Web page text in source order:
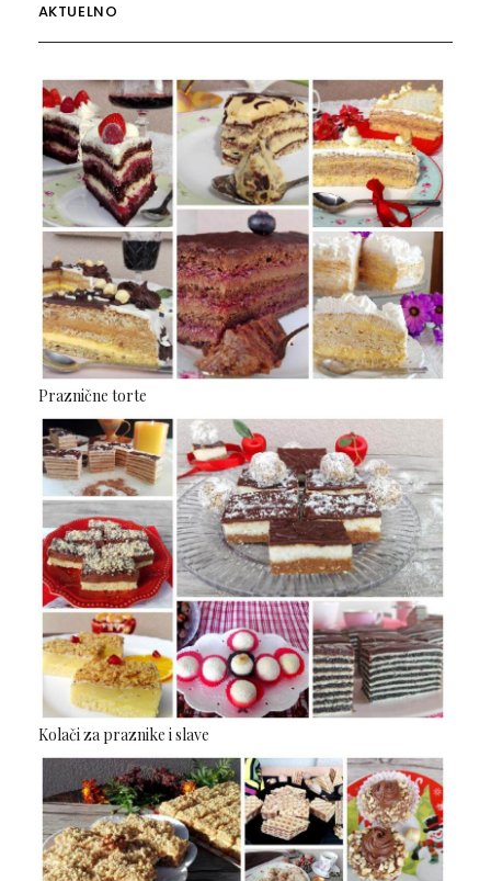
AKTUELNO
Praznične torte
Kolači za praznike i slave